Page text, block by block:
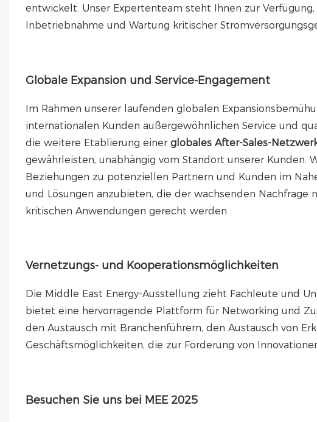
entwickelt. Unser Expertenteam steht Ihnen zur
Inbetriebnahme und Wartung kritischer
Globale Expansion und Service-Engagement
Im Rahmen unserer laufenden globalen
internationalen Kunden außergewöhnlichen Service und
die weitere Etablierung einer globales After-Sales-
gewährleisten, unabhängig vom Standort unserer Kunden.
Beziehungen zu potenziellen Partnern und Kunden im
und Lösungen anzubieten, die der wachsenden Nachfrage
kritischen Anwendungen gerecht werden.
Vernetzungs- und Kooperationsmöglichkeiten
Die Middle East Energy-Ausstellung zieht Fachleute und
bietet eine hervorragende Plattform für Networking und
den Austausch mit Branchenführern, den Austausch von
Geschäftsmöglichkeiten, die zur Förderung von
Besuchen Sie uns bei MEE 2025